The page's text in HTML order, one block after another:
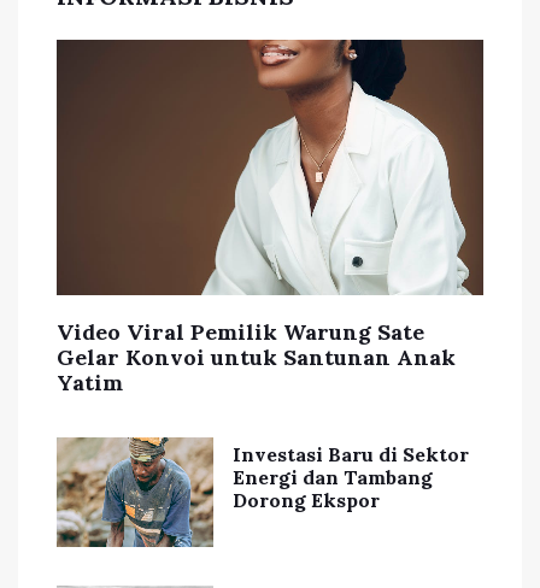
Video Viral Pemilik Warung Sate
Gelar Konvoi untuk Santunan Anak
Yatim
Investasi Baru di Sektor
Energi dan Tambang
Dorong Ekspor